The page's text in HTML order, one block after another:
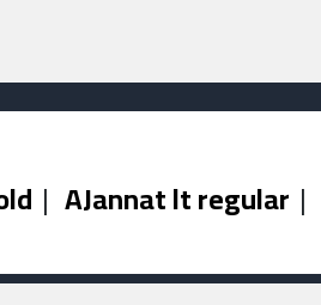
| AJannat lt regular |